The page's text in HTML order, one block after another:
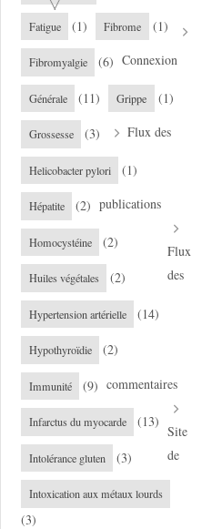
Fatigue (1) Fibrome (1)
Fibromyalgie (6)
Générale (11) Grippe (1)
Grossesse (3)
Helicobacter pylori (1)
Hépatite (2)
Homocystéine (2)
Huiles végétales (2)
Hypertension artérielle (14)
Hypothyroïdie (2)
Immunité (9)
Infarctus du myocarde (13)
Intolérance gluten (3)
Intoxication aux métaux lourds
(3)
Connexion
Flux des
publications
Flux
des
commentaires
Site
de